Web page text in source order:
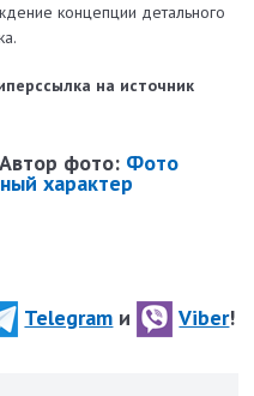
концепции детального
на источник
Автор фото: Фото
характер
Telegram и Viber!